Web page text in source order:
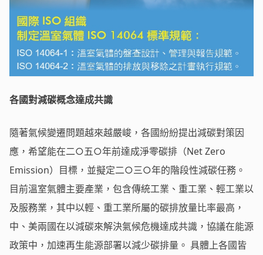
各國對減碳概念達成共識
隨著氣候變遷問題越來越嚴峻，各國紛紛提出減碳對策因
應，希望能在二○五○年前達成淨零碳排（Net Zero
Emission）目標，並擬定二○三○年的階段性減碳任務。
目前溫室氣體主要產業，包含傳統工業、重工業、輕工業以
及服務業，其中以輕、重工業所屬的碳排放量比率最高，
中、美兩國在以減碳來解決氣候危機達成共識，協議在能源
政策中，加速再生能源部署以減少碳排量。 具體上各國皆